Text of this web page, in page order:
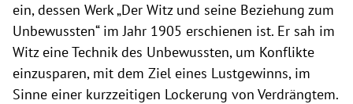
ein, dessen Werk „Der Witz und seine Beziehung zum
Unbewussten“ im Jahr 1905 erschienen ist. Er sah im
Witz eine Technik des Unbewussten, um Konflikte
einzusparen, mit dem Ziel eines Lustgewinns, im
Sinne einer kurzzeitigen Lockerung von Verdrängtem.